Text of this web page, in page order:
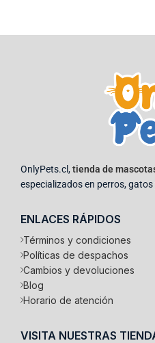
OnlyPets.cl,tienda de
especializados en perros,
ENLACES RÁPIDOS
Términos y condiciones
Políticas de despachos
Cambios y devoluciones
Blog
Horario de atención
VISITA NUESTRAS